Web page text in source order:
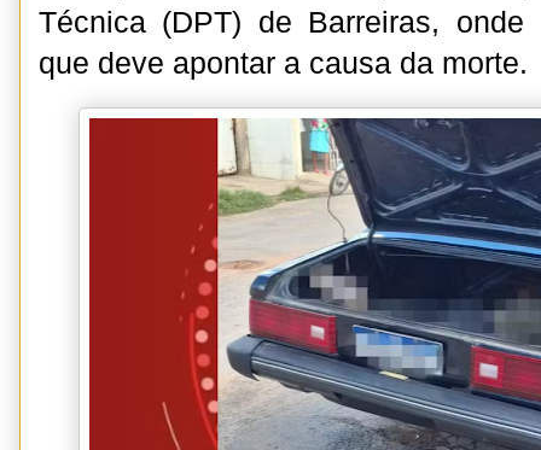
Técnica (DPT) de Barreiras, onde
que deve apontar a causa da morte.